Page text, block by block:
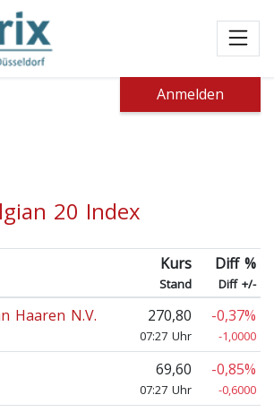
Anmelden
20 Index
Kurs
Stand
Diff %
Diff +/-
Haaren N.V. 270,80
07:27 Uhr
-0,37%
-1,0000
69,60
07:27 Uhr
-0,85%
-0,6000